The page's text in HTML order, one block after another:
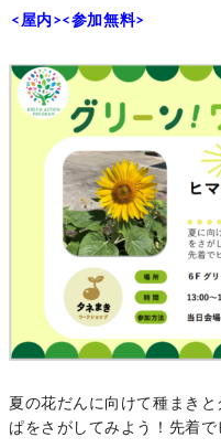
<屋内><参加無料>
夏の花だんに向けて種まき
ぱをさがしてみよう！先着